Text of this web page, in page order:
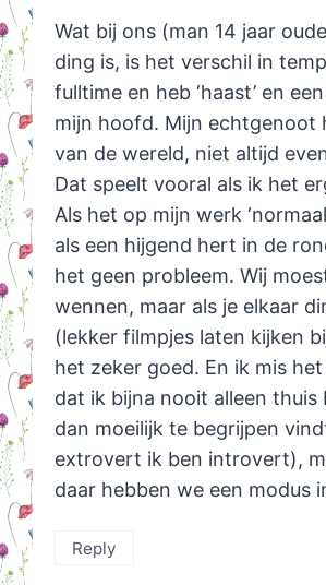
Wat bij ons (man 14 jaar
ding is, is het verschil in
fulltime en heb ‘haast’ en
mijn hoofd. Mijn echtgenoot
van de wereld, niet altijd
Dat speelt vooral als ik het
Als het op mijn werk
als een hijgend hert in de
het geen probleem. Wij
wennen, maar als je elkaar
(lekker filmpjes laten kijken
het zeker goed. En ik mis
dat ik bijna nooit alleen thuis
dan moeilijk te begrijpen
extrovert ik ben introvert),
daar hebben we een modus
Reply